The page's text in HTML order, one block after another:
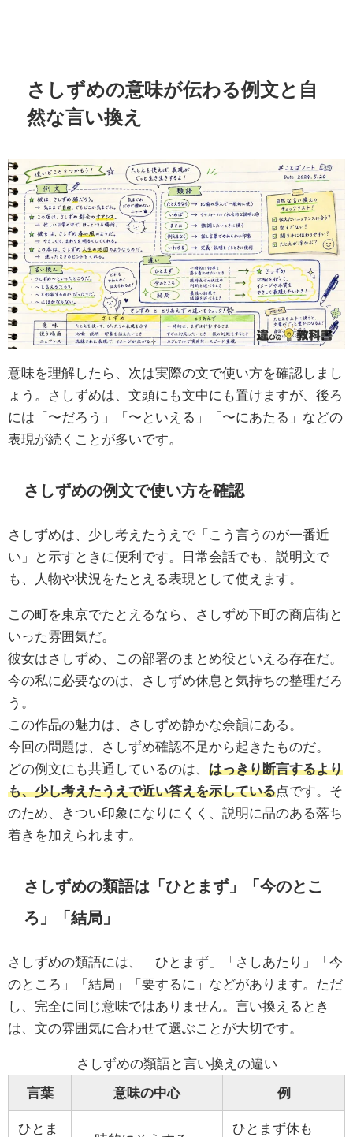
さしずめの意味が伝わる例文と自
然な言い換え
意味を理解したら、次は実際の文で使い方を確認しまし
ょう。さしずめは、文頭にも文中にも置けますが、後ろ
には「〜だろう」「〜といえる」「〜にあたる」などの
表現が続くことが多いです。
さしずめの例文で使い方を確認
さしずめは、少し考えたうえで「こう言うのが一番近
い」と示すときに便利です。日常会話でも、説明文で
も、人物や状況をたとえる表現として使えます。
この町を東京でたとえるなら、さしずめ下町の商店街と
いった雰囲気だ。
彼女はさしずめ、この部署のまとめ役といえる存在だ。
今の私に必要なのは、さしずめ休息と気持ちの整理だろ
う。
この作品の魅力は、さしずめ静かな余韻にある。
今回の問題は、さしずめ確認不足から起きたものだ。
どの例文にも共通しているのは、 はっきり断言するより
も、少し考えたうえで近い答えを示している点です。そ
のため、きつい印象になりにくく、説明に品のある落ち
着きを加えられます。
さしずめの類語は「ひとまず」「今のとこ
ろ」「結局」
さしずめの類語には、「ひとまず」「さしあたり」「今
のところ」「結局」「要するに」などがあります。ただ
し、完全に同じ意味ではありません。言い換えるとき
は、文の雰囲気に合わせて選ぶことが大切です。
さしずめの類語と言い換えの違い
言葉 意味の中心 例
ひとま
ひとまず休も